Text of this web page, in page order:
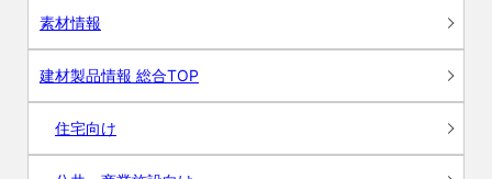
素材情報
建材製品情報 総合TOP
住宅向け